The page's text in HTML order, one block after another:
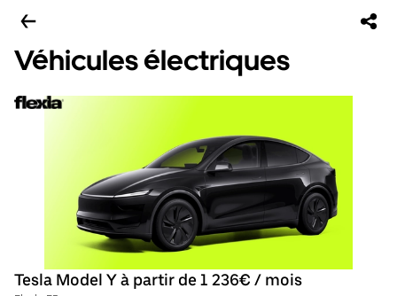
Véhicules électriques
Tesla Model Y à partir de 1 236€ / mois